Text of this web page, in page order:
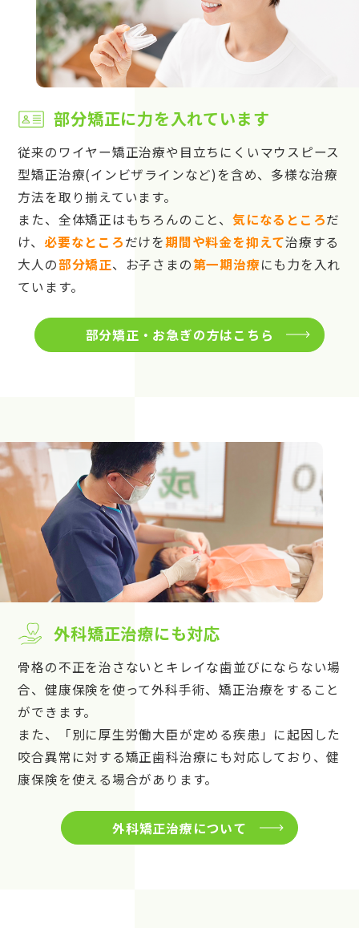
部分矯正に力を入れています
従来のワイヤー矯正治療や目立ちにくいマウスピース
型矯正治療(インビザラインなど)を含め、多様な治療
方法を取り揃えています。
また、全体矯正はもちろんのこと、 気になるところだ
け、 必要なところだけを期間や料金を抑えて治療する
大人の部分矯正、お子さまの第一期治療にも力を入れ
ています。
部分矯正・お急ぎの方はこちら
外科矯正治療にも対応
骨格の不正を治さないとキレイな歯並びにならない場
合、健康保険を使って外科手術、矯正治療をすること
ができます。
また、「別に厚生労働大臣が定める疾患」に起因した
咬合異常に対する矯正歯科治療にも対応しており、健
康保険を使える場合があります。
外科矯正治療について